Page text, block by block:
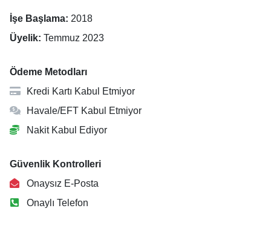
İşe Başlama: 2018
Üyelik: Temmuz 2023
Ödeme Metodları
Kredi Kartı Kabul Etmiyor
Havale/EFT Kabul Etmiyor
Nakit Kabul Ediyor
Güvenlik Kontrolleri
Onaysız E-Posta
Onaylı Telefon